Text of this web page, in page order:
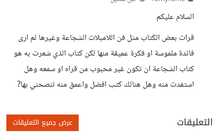
السلام عليكم
قرات بعض الكتاب مثل فن اللامبلات الشجاعة وغيرها لم ارى
فائدة ملموسة او فكرة عميقة منها لكن كتاب الذي شعرت به هو
كتاب الشجاعة ان تكون غير محبوب من قراه او سمعه وهل
استفدت منه وهل هنالك كتب افضل واعمق منه تنصحني بها?
التعليقات عرض جميع التعليقات